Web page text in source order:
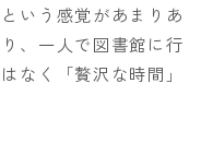
いう感覚があまりあ
、一人で図書館に行
なく「贅沢な時間」